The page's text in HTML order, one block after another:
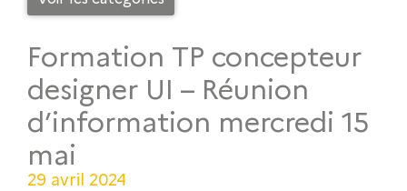
Formation TP concepteur
designer UI – Réunion
d’information mercredi 15
mai
29 avril 2024